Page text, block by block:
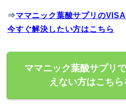
⇒ママニック葉酸サプリの
今すぐ解決したい方はこちら
ママニック葉酸サプリ
えない方はこち